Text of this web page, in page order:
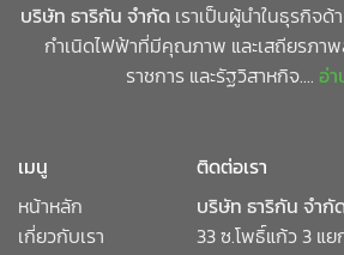
บริษัท ธาริกัน จำกัดเราเป็นผู้นำในธุรกิจด้
กำเนิดไฟฟ้าที่มีคุณภาพ และเสถียรภา
ราชการ และรัฐวิสาหกิจ.... อ่
เมนู
หน้าหลัก
เกี่ยวกับเรา
ติดต่อเรา
บริษัท ธาริกัน จำกั
33 ซ.โพธิ์แก้ว 3 แ